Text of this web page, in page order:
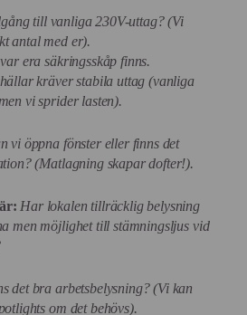
till vanliga 230V-uttag? (Vi
antal med er).
era säkringsskåp finns.
kräver stabila uttag (vanliga
vi sprider lasten).
vi öppna fönster eller finns det
(Matlagning skapar dofter!).
Har lokalen tillräcklig belysning
men möjlighet till stämningsljus vid
det bra arbetsbelysning? (Vi kan
om det behövs).